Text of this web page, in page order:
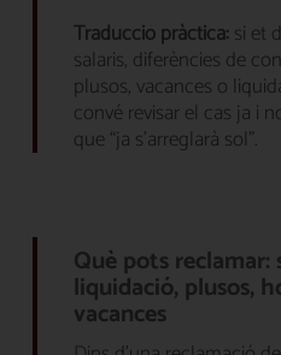
Traducció pràctica:si et
salaris, diferències de
plusos, vacances o
convé revisar el cas ja i
que “ja s’arreglarà sol”.
Què pots reclamar:
liquidació, plusos,
vacances